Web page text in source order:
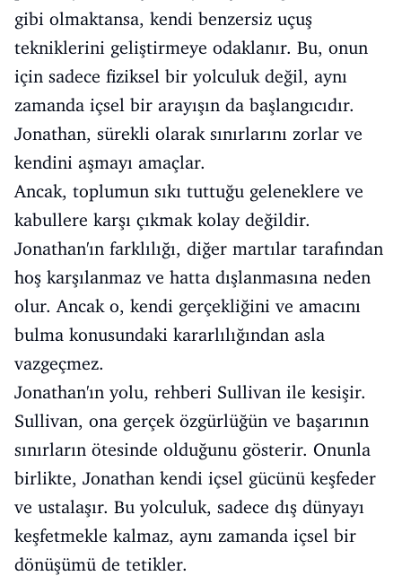
gibi olmaktansa, kendi benzersiz uçuş
tekniklerini geliştirmeye odaklanır. Bu, onun
için sadece fiziksel bir yolculuk değil, aynı
zamanda içsel bir arayışın da başlangıcıdır.
Jonathan, sürekli olarak sınırlarını zorlar ve
kendini aşmayı amaçlar.
Ancak, toplumun sıkı tuttuğu geleneklere ve
kabullere karşı çıkmak kolay değildir.
Jonathan'ın farklılığı, diğer martılar tarafından
hoş karşılanmaz ve hatta dışlanmasına neden
olur. Ancak o, kendi gerçekliğini ve amacını
bulma konusundaki kararlılığından asla
vazgeçmez.
Jonathan'ın yolu, rehberi Sullivan ile kesişir.
Sullivan, ona gerçek özgürlüğün ve başarının
sınırların ötesinde olduğunu gösterir. Onunla
birlikte, Jonathan kendi içsel gücünü keşfeder
ve ustalaşır. Bu yolculuk, sadece dış dünyayı
keşfetmekle kalmaz, aynı zamanda içsel bir
dönüşümü de tetikler.